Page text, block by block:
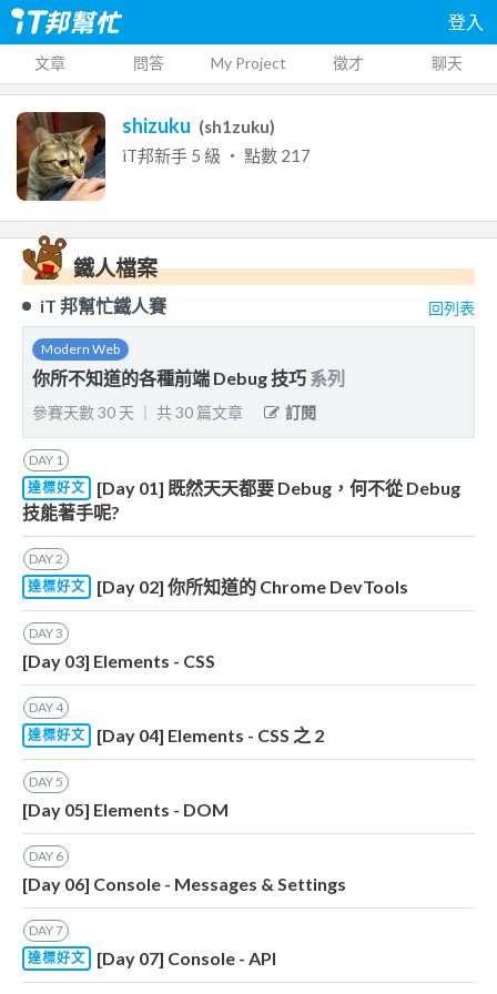
登入
文章 問答 My Project 徵才 聊天
shizuku (sh1zuku)
iT邦新手 5 級 ‧ 點數 217
鐵人檔案
iT 邦幫忙鐵人賽 回列表
Modern Web
你所不知道的各種前端 Debug 技巧 系列
參賽天數30 天 共30 篇文章 訂閱
DAY 1
達標好文
[Day 01] 既然天天都要 Debug，何不從 Debug
技能著手呢?
DAY2
達標好文
[Day 02] 你所知道的 Chrome DevTools
DAY3
[Day 03] Elements - CSS
DAY4
達標好文
[Day 04] Elements - CSS 之 2
DAY5
[Day 05] Elements - DOM
DAY 6
[Day 06] Console - Messages & Settings
DAY7
達標好文
[Day 07] Console - API